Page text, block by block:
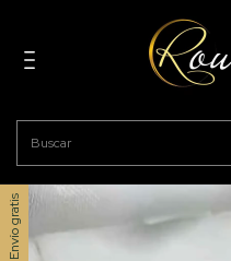
Envío gratis